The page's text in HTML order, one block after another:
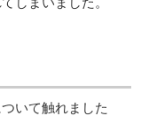
いて触れました